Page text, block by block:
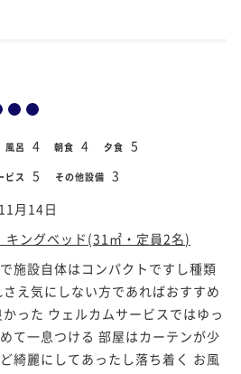
風呂 4 朝食 4 夕食 5
ビス 5 その他設備 3
月14日
キングベッド(31㎡・定員2名)
施設自体はコンパクトですし種類
え気にしない方であればおすすめ
った ウェルカムサービスではゆっ
て一息つける 部屋はカーテンが少
綺麗にしてあったし落ち着く お風